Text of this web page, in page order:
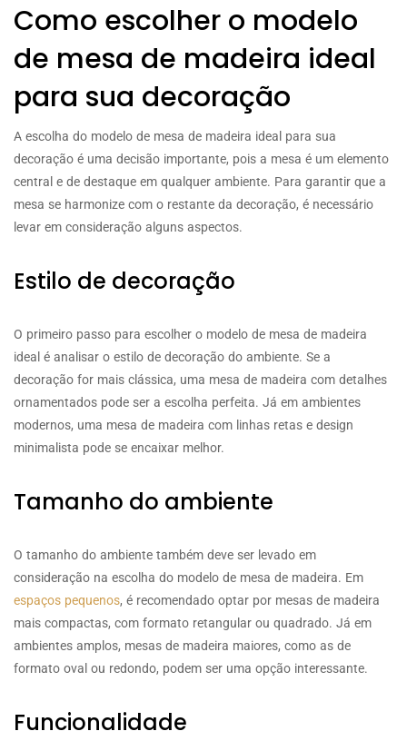
Como escolher o modelo
de mesa de madeira ideal
para sua decoração
A escolha do modelo de mesa de madeira ideal para sua
decoração é uma decisão importante, pois a mesa é um elemento
central e de destaque em qualquer ambiente. Para garantir que a
mesa se harmonize com o restante da decoração, é necessário
levar em consideração alguns aspectos.
Estilo de decoração
O primeiro passo para escolher o modelo de mesa de madeira
ideal é analisar o estilo de decoração do ambiente. Se a
decoração for mais clássica, uma mesa de madeira com detalhes
ornamentados pode ser a escolha perfeita. Já em ambientes
modernos, uma mesa de madeira com linhas retas e design
minimalista pode se encaixar melhor.
Tamanho do ambiente
O tamanho do ambiente também deve ser levado em
consideração na escolha do modelo de mesa de madeira. Em
espaços pequenos, é recomendado optar por mesas de madeira
mais compactas, com formato retangular ou quadrado. Já em
ambientes amplos, mesas de madeira maiores, como as de
formato oval ou redondo, podem ser uma opção interessante.
Funcionalidade